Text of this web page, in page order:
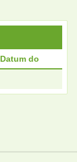
Datum do